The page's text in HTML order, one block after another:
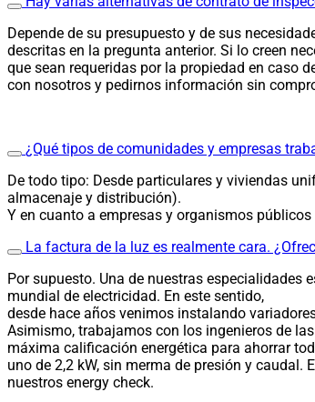
Depende de su presupuesto y de sus
descritas en la pregunta anterior. Si lo creen
que sean requeridas por la propiedad en caso
con nosotros y pedirnos información sin
¿Qué tipos de comunidades y empresas
De todo tipo: Desde particulares y viviendas
almacenaje y distribución).
Y en cuanto a empresas y organismos
La factura de la luz es realmente cara.
Por supuesto. Una de nuestras especialidades
mundial de electricidad. En este sentido,
desde hace años venimos instalando
Asimismo, trabajamos con los ingenieros de
máxima calificación energética para ahorrar
uno de 2,2 kW, sin merma de presión y
nuestros energy check.